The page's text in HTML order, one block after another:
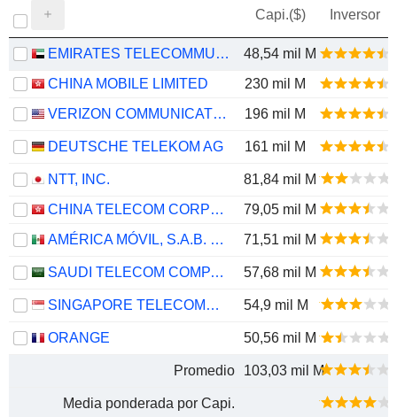
Capi.($) Inversor
EMIRATES TELECOMMUNICATIONS GROUP COMPANY
48,54 mil M
CHINA MOBILE LIMITED
230 mil M
VERIZON COMMUNICATIONS, INC.
196 mil M
DEUTSCHE TELEKOM AG 161 mil M
NTT, INC.
81,84 mil M
CHINA TELECOM CORPORATION LIMITED
79,05 mil M
AMÉRICA MÓVIL, S.A.B. DE C.V.
71,51 mil M
SAUDI TELECOM COMPANY 57,68 mil M
SINGAPORE TELECOMMUNICATIONS LIMITED 54,9 mil M
ORANGE 50,56 mil M
Promedio 103,03 mil M
Media ponderada por Capi.